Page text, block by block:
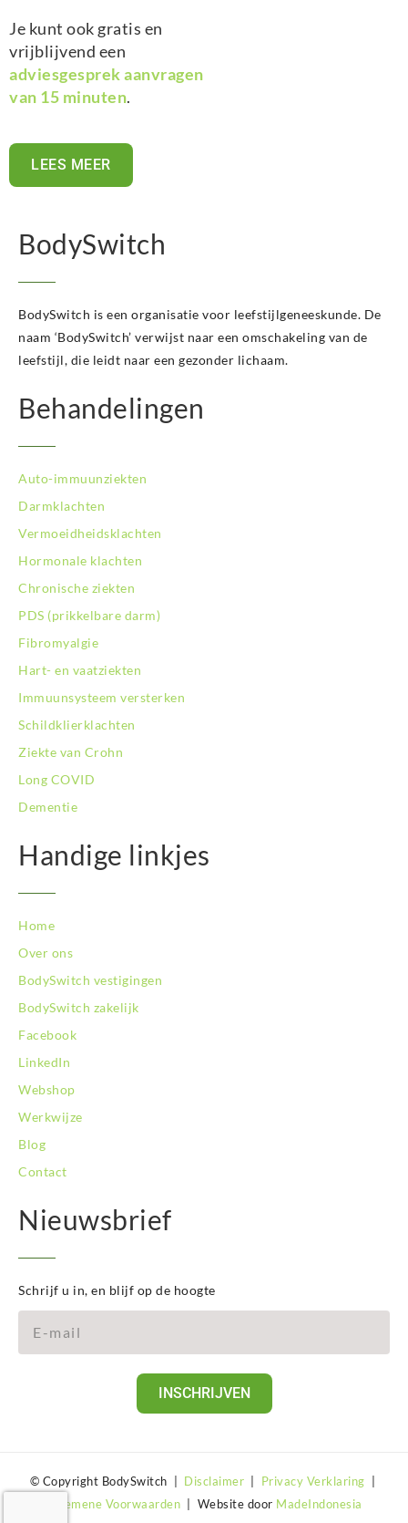
Je kunt ook gratis en
vrijblijvend een
adviesgesprek aanvragen
van 15 minuten.
LEES MEER
BodySwitch
BodySwitch is een organisatie voor leefstijlgeneeskunde. De
naam ‘BodySwitch’ verwijst naar een omschakeling van de
leefstijl, die leidt naar een gezonder lichaam.
Behandelingen
Auto-immuunziekten
Darmklachten
Vermoeidheidsklachten
Hormonale klachten
Chronische ziekten
PDS (prikkelbare darm)
Fibromyalgie
Hart- en vaatziekten
Immuunsysteem versterken
Schildklierklachten
Ziekte van Crohn
Long COVID
Dementie
Handige linkjes
Home
Over ons
BodySwitch vestigingen
BodySwitch zakelijk
Facebook
LinkedIn
Webshop
Werkwijze
Blog
Contact
Nieuwsbrief
Schrijf u in, en blijf op de hoogte
INSCHRIJVEN
© Copyright BodySwitch | Disclaimer Privacy Verklaring
Algemene Voorwaarden | Website door MadeIndonesia